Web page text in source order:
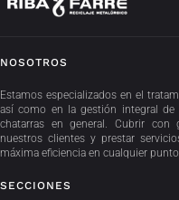
NOSOTROS
Estamos especializados en el
así como en la gestión integral de
chatarras en general. Cubrir con
nuestros clientes y prestar
máxima eficiencia en cualquier
SECCIONES